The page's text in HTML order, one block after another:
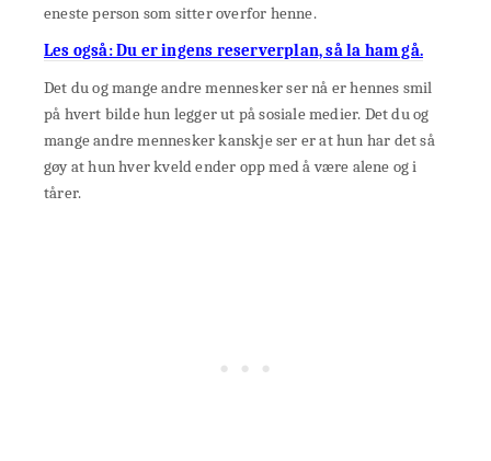
eneste person som sitter overfor henne.
Les også: Du er ingens reserverplan, så la ham gå.
Det du og mange andre mennesker ser nå er hennes smil
på hvert bilde hun legger ut på sosiale medier. Det du og
mange andre mennesker kanskje ser er at hun har det så
gøy at hun hver kveld ender opp med å være alene og i
tårer.